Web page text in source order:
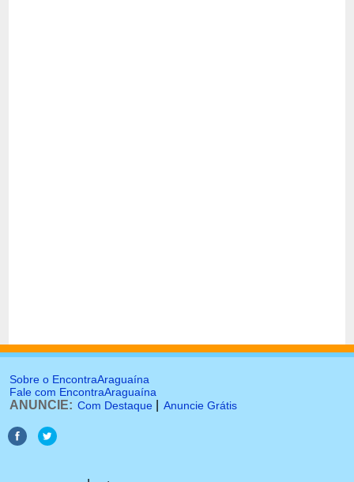
Sobre o EncontraAraguaína
Fale com EncontraAraguaína
ANUNCIE: Com Destaque Anuncie Grátis